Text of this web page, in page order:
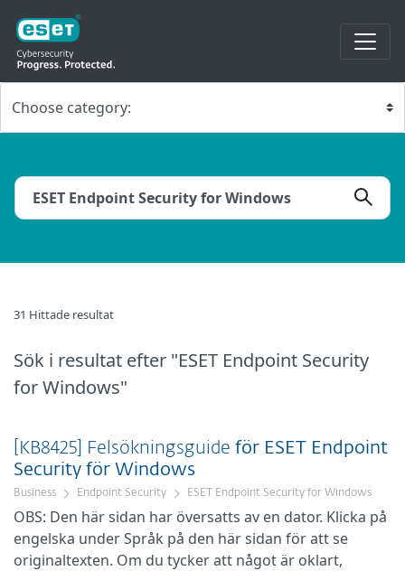
31 Hittade resultat
Sök i resultat efter "ESET Endpoint Security
for Windows"
[KB8425] Felsökningsguide för ESET Endpoint
Security för Windows
Business Endpoint Security ESET Endpoint Security for Windows
OBS: Den här sidan har översatts av en dator. Klicka på
engelska under Språk på den här sidan för att se
originaltexten. Om du tycker att något är oklart,